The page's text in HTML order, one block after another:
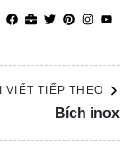
VIẾT TIẾP THEO
Bích inox